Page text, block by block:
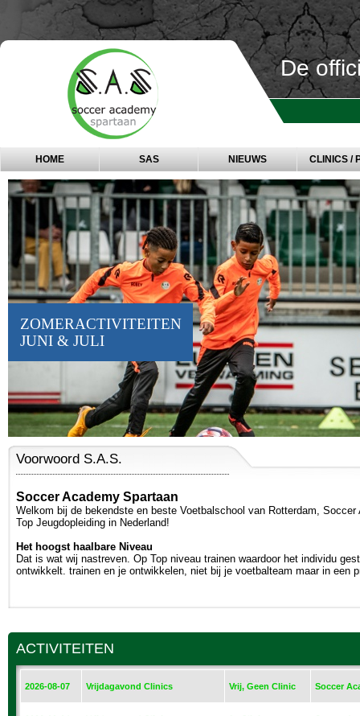
De
HOME SAS NIEUWS CLINICS /
SOCCER ACADEMY
SPARTAAN SLUIT
AAN BIJ
ROTTERDAMPAS
Voorwoord S.A.S.
Soccer Academy Spartaan
Welkom bij de bekendste en beste Voetbalschool van Rotterdam, Soccer
Top Jeugdopleiding in Nederland!
Het hoogst haalbare Niveau
Dat is wat wij nastreven. Op Top niveau trainen waardoor het individu
ontwikkelt. trainen en je ontwikkelen, niet bij je voetbalteam maar in een
ACTIVITEITEN
2026-08-07 Vrijdagavond Clinics Vrij, Geen Clinic Soccer